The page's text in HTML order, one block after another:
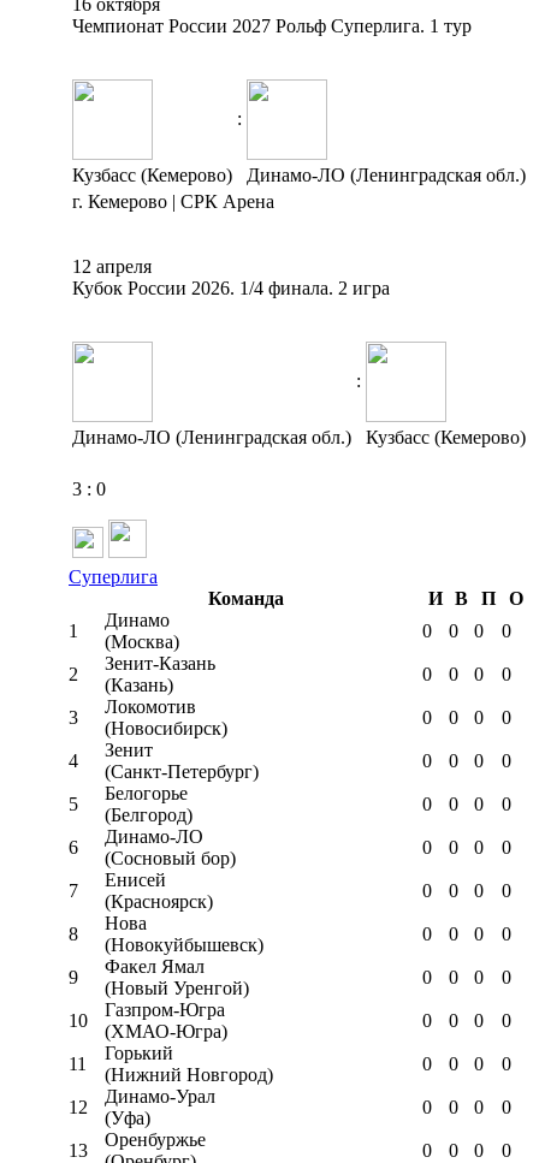
16 октября
Чемпионат России 2027 Рольф Суперлига. 1 тур
:
Кузбасс (Кемерово)
Динамо-ЛО (Ленинградская обл.)
г. Кемерово | СРК Арена
12 апреля
Кубок России 2026. 1/4 финала. 2 игра
:
Динамо-ЛО (Ленинградская обл.) Кузбасс (Кемерово)
3 : 0
Суперлига
Команда
И В П
О
1
Динамо
(Москва)
0 0 0 0
2
Зенит-Казань
(Казань)
0 0 0 0
3
Локомотив
(Новосибирск)
0 0 0 0
4
Зенит
(Санкт-Петербург)
0 0 0 0
5
Белогорье
(Белгород)
0 0 0 0
6
Динамо-ЛО
(Сосновый бор)
0 0 0 0
7
Енисей
(Красноярск)
0 0 0 0
8
Нова
(Новокуйбышевск)
0 0 0 0
9
Факел Ямал
(Новый Уренгой)
0 0 0 0
10
Газпром-Югра
(ХМАО-Югра)
0 0 0 0
11
Горький
(Нижний Новгород)
0 0 0 0
12
Динамо-Урал
(Уфа)
0 0 0 0
13
Оренбуржье
0 0 0 0